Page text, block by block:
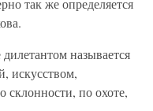
так же определяется
называется
искусством,
склонности, по охоте,